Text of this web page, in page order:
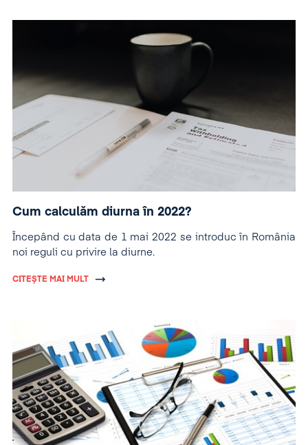
Cum calculăm diurna în 2022?
Începând cu data de 1 mai 2022 se introduc în România
noi reguli cu privire la diurne.
CITEȘTE MAI MULT